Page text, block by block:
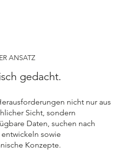
ANSATZ
gedacht.
nicht nur aus
Sicht, sondern
Daten, suchen nach
sowie
Konzepte.